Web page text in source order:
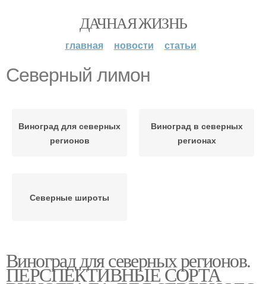
ДАЧНАЯ ЖИЗНЬ
главная новости статьи
Северный лимон
Виноград для северных
регионов
Виноград в северных
регионах
Северные широты
Виноград для северных регионов.
ПЕРСПЕКТИВНЫЕ СОРТА